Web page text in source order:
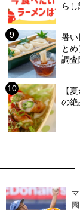
ら
暑
と
調査
【
の
園